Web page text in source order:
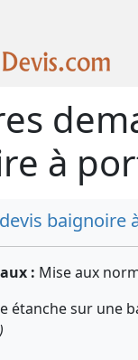
à
baignoire
: Mise aux
étanche sur une